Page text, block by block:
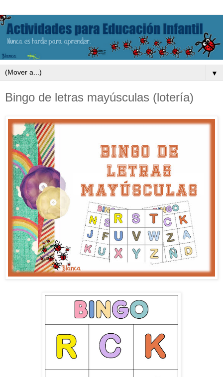
▼
Bingo de letras mayúsculas (lotería)